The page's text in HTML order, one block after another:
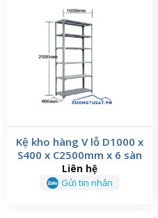
Kệ kho hàng V lỗ D1000 x
S400 x C2500mm x 6 sàn
Liên hệ
Gửi tin nhắn